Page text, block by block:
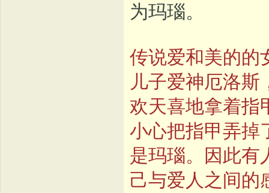
为玛瑙。
传说爱和美的的
儿子爱神厄洛
欢天喜地拿着指
小心把指甲弄掉
是玛瑙。因此有
己与爱人之间的